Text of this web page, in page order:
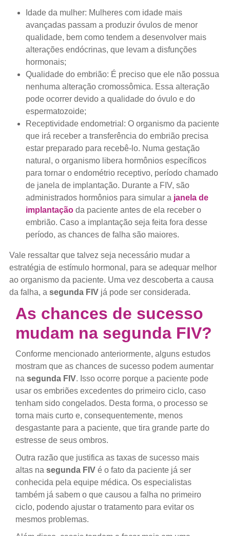
Idade da mulher: Mulheres com idade mais
avançadas passam a produzir óvulos de menor
qualidade, bem como tendem a desenvolver mais
alterações endócrinas, que levam a disfunções
hormonais;
Qualidade do embrião: É preciso que ele não possua
nenhuma alteração cromossômica. Essa alteração
pode ocorrer devido a qualidade do óvulo e do
espermatozoide;
Receptividade endometrial: O organismo da paciente
que irá receber a transferência do embrião precisa
estar preparado para recebê-lo. Numa gestação
natural, o organismo libera hormônios específicos
para tornar o endométrio receptivo, período chamado
de janela de implantação. Durante a FIV, são
administrados hormônios para simular a janela de
implantaçãoda paciente antes de ela receber o
embrião. Caso a implantação seja feita fora desse
período, as chances de falha são maiores.
Vale ressaltar que talvez seja necessário mudar a
estratégia de estímulo hormonal, para se adequar melhor
ao organismo da paciente. Uma vez descoberta a causa
da falha, a segunda FIV já pode ser considerada.
As chances de sucesso
mudam na segunda FIV?
Conforme mencionado anteriormente, alguns estudos
mostram que as chances de sucesso podem aumentar
na segunda FIV. Isso ocorre porque a paciente pode
usar os embriões excedentes do primeiro ciclo, caso
tenham sido congelados. Desta forma, o processo se
torna mais curto e, consequentemente, menos
desgastante para a paciente, que tira grande parte do
estresse de seus ombros.
Outra razão que justifica as taxas de sucesso mais
altas na segunda FIVé o fato da paciente já ser
conhecida pela equipe médica. Os especialistas
também já sabem o que causou a falha no primeiro
ciclo, podendo ajustar o tratamento para evitar os
mesmos problemas.